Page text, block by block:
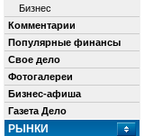
Бизнес
Комментарии
Популярные финансы
Свое дело
Фотогалереи
Бизнес-афиша
Газета Дело
РЫНКИ